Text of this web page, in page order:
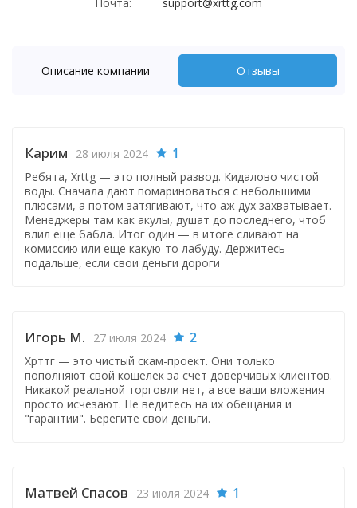
Описание компании Отзывы
Карим 28 июля 2024 1
Ребята, Xrttg — это полный развод. Кидалово чистой
воды. Сначала дают помариноваться с небольшими
плюсами, а потом затягивают, что аж дух захватывает.
Менеджеры там как акулы, душат до последнего, чтоб
влил еще бабла. Итог один — в итоге сливают на
комиссию или еще какую-то лабуду. Держитесь
подальше, если свои деньги дороги
Игорь М. 27 июля 2024 2
Хрттг — это чистый скам-проект. Они только
пополняют свой кошелек за счет доверчивых клиентов.
Никакой реальной торговли нет, а все ваши вложения
просто исчезают. Не ведитесь на их обещания и
"гарантии". Берегите свои деньги.
Матвей Спасов 23 июля 2024 1